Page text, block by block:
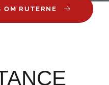
RUTERNE